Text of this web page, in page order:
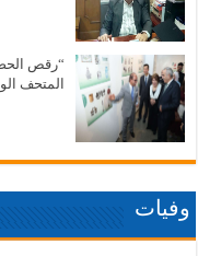
“رقص
المتحف
وفيات